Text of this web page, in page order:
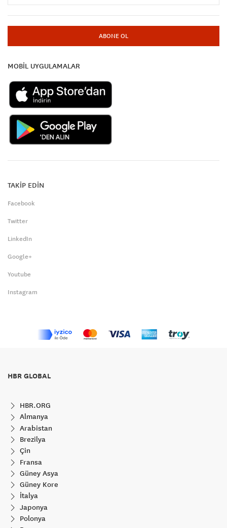
ABONE OL
MOBİL UYGULAMALAR
TAKİP EDİN
Facebook
Twitter
LinkedIn
Google+
Youtube
Instagram
HBR GLOBAL
HBR.ORG
Almanya
Arabistan
Brezilya
Çin
Fransa
Güney Asya
Güney Kore
İtalya
Japonya
Polonya